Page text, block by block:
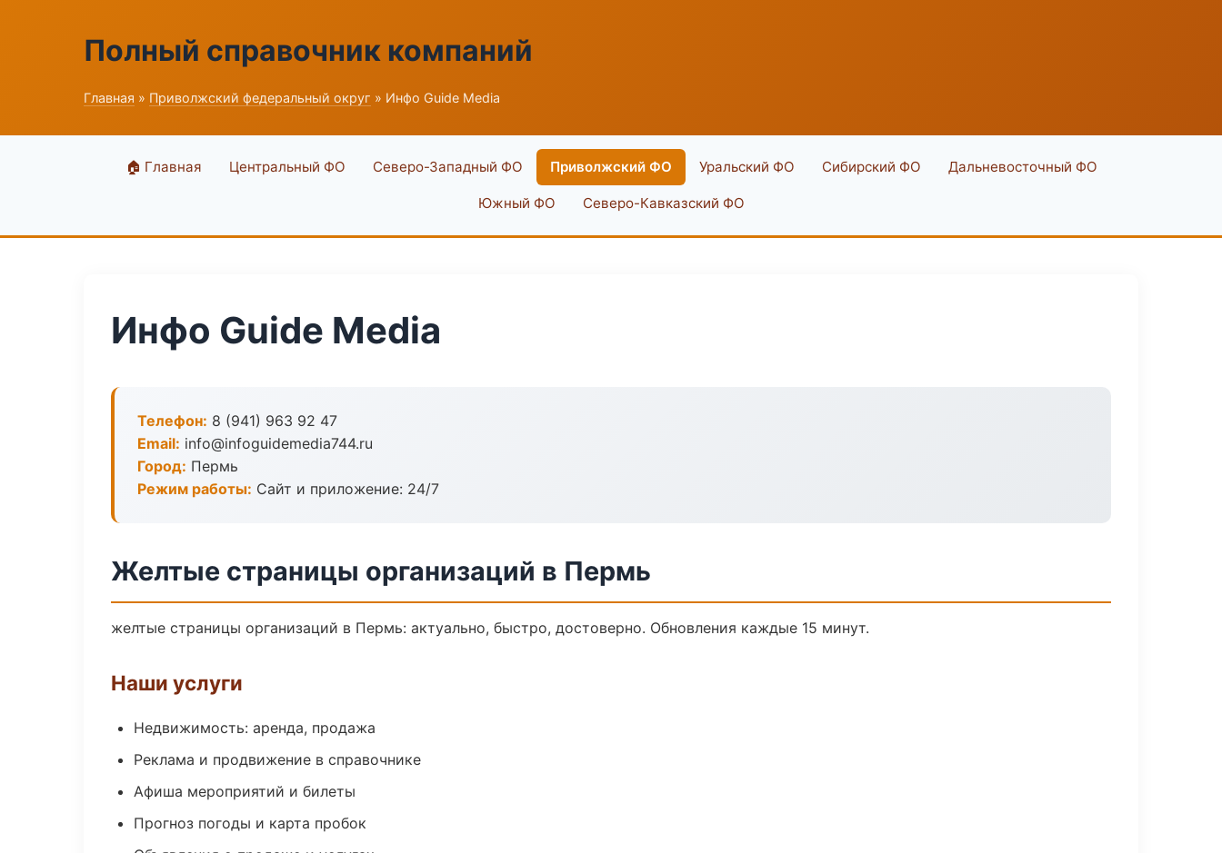
Полный справочник компаний
Главная » Приволжский федеральный округ » Инфо Guide Media
🏠 Главная Центральный ФО Северо-Западный ФО Приволжский ФО Уральский ФО Сибирский ФО Дальневосточный ФО
Южный ФО Северо-Кавказский ФО
Инфо Guide Media
Телефон: 8 (941) 963 92 47
Email: info@infoguidemedia744.ru
Город: Пермь
Режим работы: Сайт и приложение: 24/7
Желтые страницы организаций в Пермь
желтые страницы организаций в Пермь: актуально, быстро, достоверно. Обновления каждые 15 минут.
Наши услуги
Недвижимость: аренда, продажа
Реклама и продвижение в справочнике
Афиша мероприятий и билеты
Прогноз погоды и карта пробок